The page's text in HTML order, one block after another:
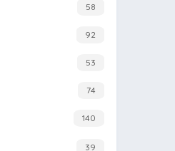
58
92
53
74
140
39